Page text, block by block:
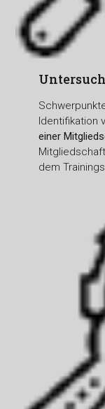
Identifikation
einer
dem